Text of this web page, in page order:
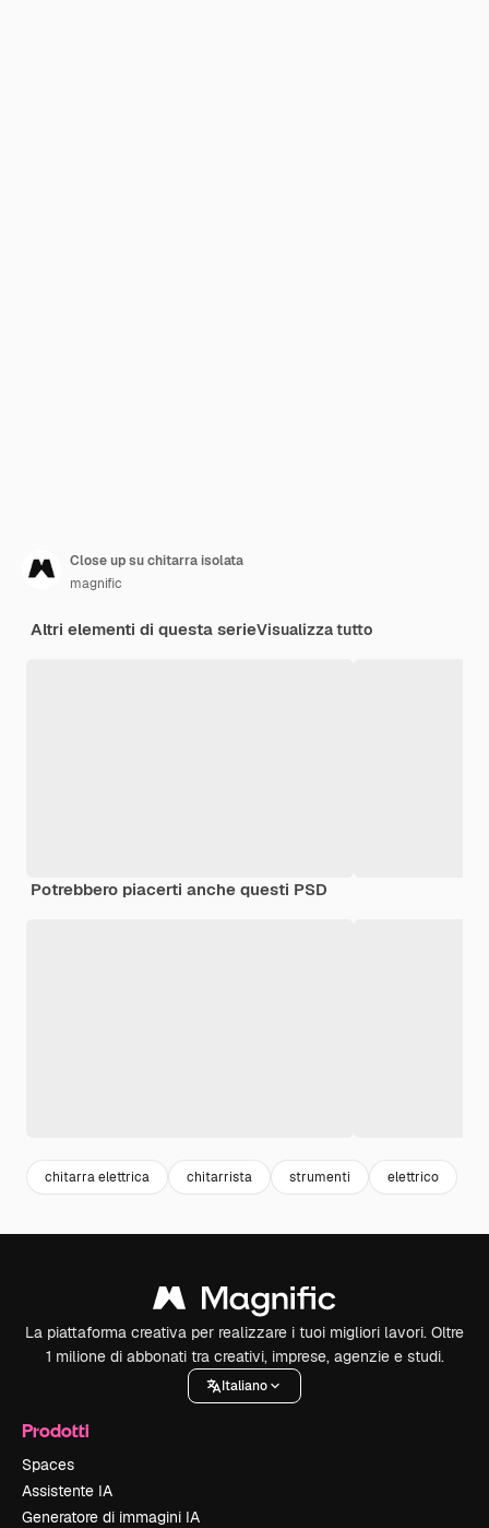
Close up su chitarra isolata
magnific
Altri elementi di questa serieVisualizza tutto
Potrebbero piacerti anche questi PSD
chitarra elettrica chitarrista strumenti elettrico
La piattaforma creativa per realizzare i tuoi migliori lavori. Oltre
1 milione di abbonati tra creativi, imprese, agenzie e studi.
Italiano
Prodotti
Spaces
Assistente IA
Generatore di immagini IA